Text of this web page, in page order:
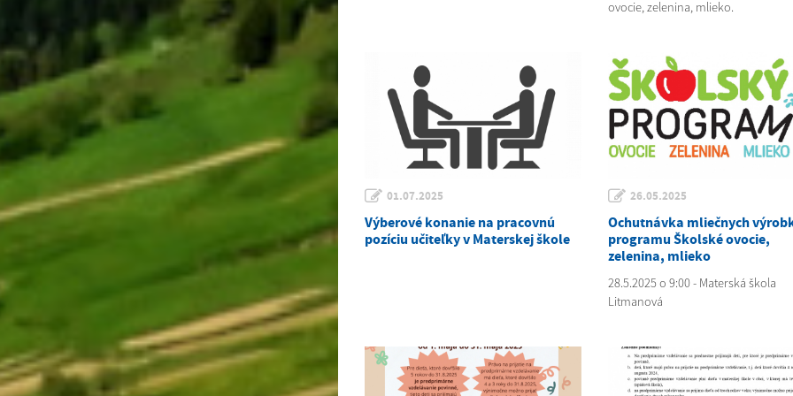
ovocie, zelenina, mlieko.
01.07.2025
Výberové konanie na pracovnú
pozíciu učiteľky v Materskej škole
26.05.2025
Ochutnávka mliečnych
programu Školské ovocie,
zelenina, mlieko
28.5.2025 o 9:00 - Materská škola
Litmanová